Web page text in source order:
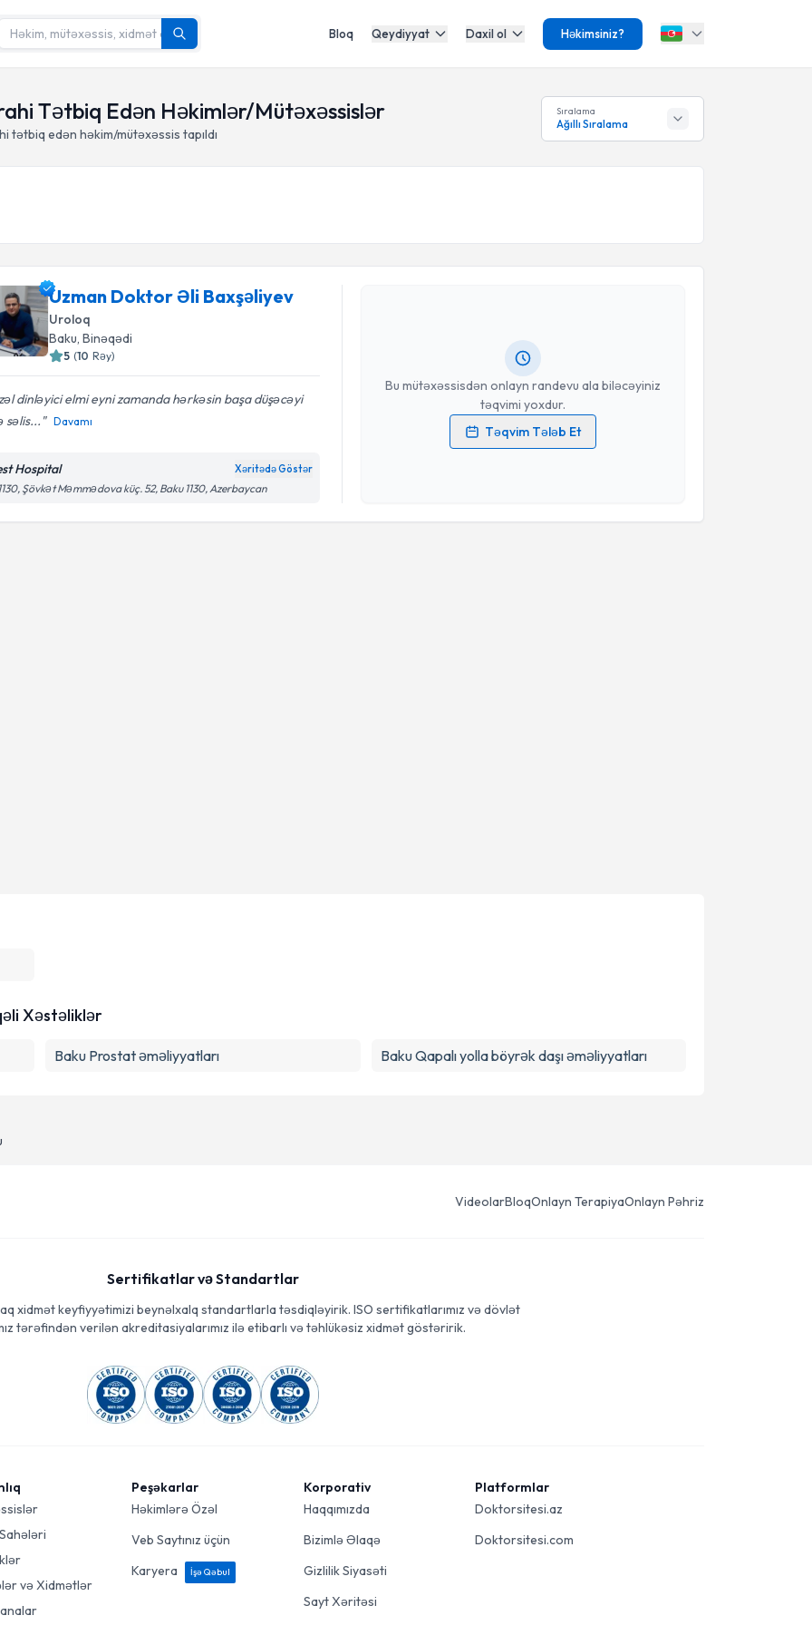
Bloq Qeydiyyat Daxil ol Həkimsiniz?
Tətbiq Edən Həkimlər/Mütəxəssislər
edən həkim/mütəxəssis tapıldı
Sıralama
Ağıllı Sıralama
Uzman Doktor Əli Baxşəliyev
Uroloq
Baku, Binəqədi
5 (10 Rəy)
dinləyici elmi eyni zamanda hərkəsin başa düşəcəyi
səlis...
Davamı
Hospital Xəritədə Göstər
Şövkət Məmmədova küç. 52, Baku 1130, Azerbaycan
Bu mütəxəssisdən onlayn randevu ala biləcəyiniz
təqvimi yoxdur.
Təqvim Tələb Et
Uzman Doktor Əli Baxşəliyev
Şəxsi məlumatlarımın emal edilməsinə dair
Xəstəliklər
Baku Prostat əməliyyatları Baku Qapalı yolla böyrək daşı əməliyyatları
VideolarBloqOnlayn TerapiyaOnlayn Pəhriz
Sertifikatlar və Standartlar
xidmət keyfiyyətimizi beynəlxalq standartlarla təsdiqləyirik. ISO sertifikatlarımız və dövlət
tərəfindən verilən akreditasiyalarımız ilə etibarlı və təhlükəsiz xidmət göstəririk.
və Xidmətlər
Peşəkarlar
Həkimlərə Özəl
Veb Saytınız üçün
Karyera
İşə Qəbul
Korporativ
Haqqımızda
Bizimlə Əlaqə
Gizlilik Siyasəti
Sayt Xəritəsi
Platformlar
Doktorsitesi.az
Doktorsitesi.com